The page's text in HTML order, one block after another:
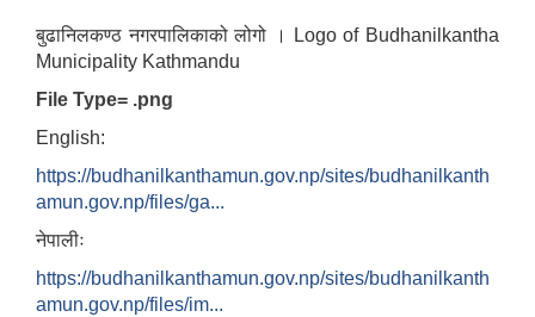
बुढानिलकण्ठ नगरपालिकाको लोगो । Logo of Budhanilkantha
Municipality Kathmandu
File Type= .png
English:
https://budhanilkanthamun.gov.np/sites/budhanilkanth
amun.gov.np/files/ga...
नेपालीः
https://budhanilkanthamun.gov.np/sites/budhanilkanth
amun.gov.np/files/im...